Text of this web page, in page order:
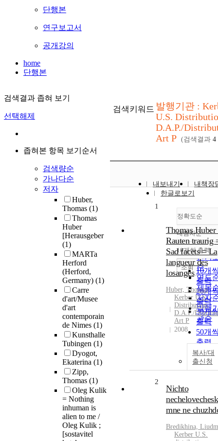
단행본
연구보고서
공개강의
home
단행본
검색결과 좁혀 보기
선택해제
좁혀본 항목 보기순서
검색량순
가나다순
저자
Huber,
Thomas (1)
Thomas
Huber
[Herausgeber
(1)
MARTa
Herford
(Herford,
Germany) (1)
Carre
d'art/Musee
d'art
contemporain
de Nimes (1)
Kunsthalle
Tubingen (1)
Dyogot,
Ekaterina (1)
Zipp,
Thomas (1)
Oleg Kulik
= Nothing
inhuman is
alien to me /
Oleg Kulik ;
[sostavitel
검색키워드 발행기관 :
U.S.
D.A.P./
Art P (검색결과 4
내보내기
내책장
한글로보기
정확도순
정확
순
인기
순
연도
제목
저자
발행
관순
내림차순
내림
10개씩 출력
10개
출력
20개
출력
30개
출력
50개
출력
100개
출력
조회
1
Thomas Huber
Rauten traurig
Sad facets = La
langueur des
losanges
Huber, Thomas
Kerber U.S.
Distribution,
D.A.P./
Art P
2008
복사/대
출신청
2
Nichto
mne ne
Bredikhina,
Kerber U.S.